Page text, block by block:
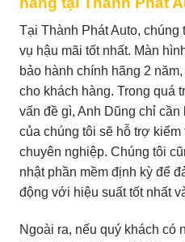
Tại Thành Phát Auto, chúng
vụ hậu mãi tốt nhất. Màn
bảo hành chính hãng 2
cho khách hàng. Trong quá
vấn đề gì, Anh Dũng chỉ
của chúng tôi sẽ hỗ trợ
chuyên nghiệp. Chúng tôi
nhật phần mềm định kỳ để
động với hiệu suất tốt nhất
Ngoài ra, nếu quý khách có